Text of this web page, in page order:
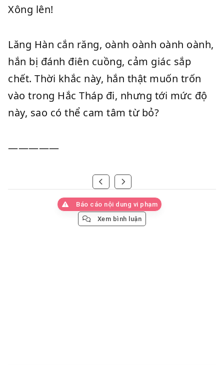
Xông lên!
Lăng Hàn cắn răng, oành oành oành oành,
hắn bị đánh điên cuồng, cảm giác sắp
chết. Thời khắc này, hắn thật muốn trốn
vào trong Hắc Tháp đi, nhưng tới mức độ
này, sao có thể cam tâm từ bỏ?
—————
Báo cáo nội dung vi phạm
Xem bình luận